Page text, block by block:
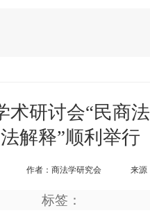
术研讨会“民商
解释”顺利举行
作者：商法学研究会 来源
标签：